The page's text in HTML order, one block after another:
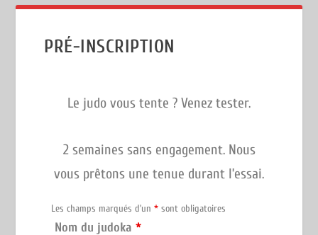
PRÉ-INSCRIPTION
Le judo vous tente ? Venez tester.
2 semaines sans engagement. Nous
vous prêtons une tenue durant l’essai.
Les champs marqués d’un* sont obligatoires
Nom du judoka*